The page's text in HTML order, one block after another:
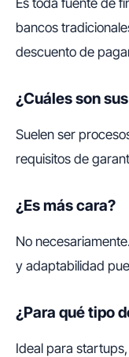
bancos
descuento de
¿Cuáles son
Suelen ser
requisitos de
¿Es más cara?
No
y adaptabilidad
¿Para qué tipo
Ideal para